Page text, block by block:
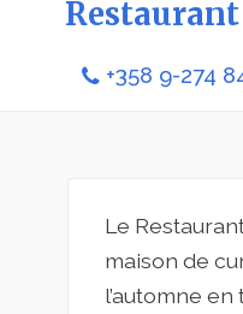
+358 9-274
Le
maison de
l’automne